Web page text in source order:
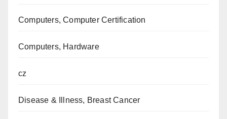
Computers, Computer Certification
Computers, Hardware
cz
Disease & Illness, Breast Cancer